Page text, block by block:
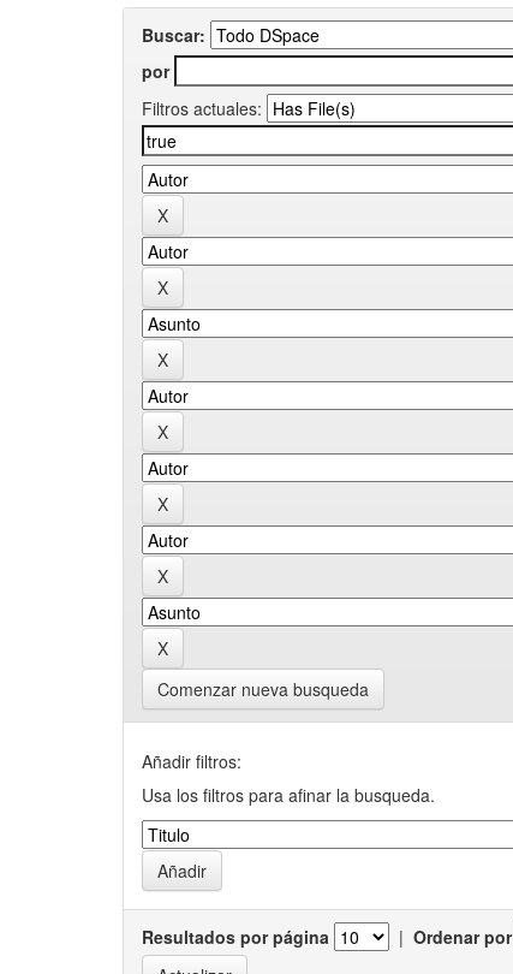
Buscar:
por
Filtros actuales:
Comenzar nueva busqueda
Añadir filtros:
Usa los filtros para afinar la busqueda.
Resultados por página | Ordenar por